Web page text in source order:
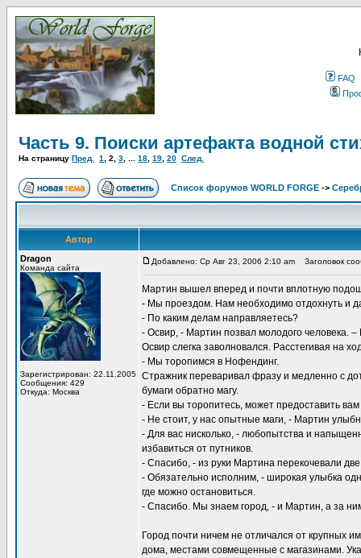
FAQ
Часть 9. Поиски артефакта водной
На страницу Пред. 1 2 3 18 19 20 След.
Список форумов WORLD FORGE ->
Автор
Dragon
Команда сайта
Зарегистрирован: 22.11.2005
Сообщения: 429
Откуда: Москва
Добавлено: Ср Авг 23, 2006 2:10 am Заголовок
Мартин вышел вперед и почти вплотную
- Мы проездом. Нам необходимо отдохнуть и
- По каким делам направляетесь?
- Освир, - Мартин позвал молодого человека. –
Освир слегка заволновался. Расстегивая на
- Мы торопимся в Нофендинг.
Стражник переваривал фразу и медленно с
бумаги обратно магу.
- Если вы торопитесь, может предоставить
- Не стоит, у нас опытные маги, - Мартин
- Для вас нисколько, - любопытства и
избавиться от путников.
- Спасибо, - из руки Мартина перекочевали
- Обязательно исполним, - широкая улыбка
где можно остановиться.
- Спасибо. Мы знаем город, - и Мартин, а за
Город почти ничем не отличался от крупных
дома, местами совмещенные с магазинами.